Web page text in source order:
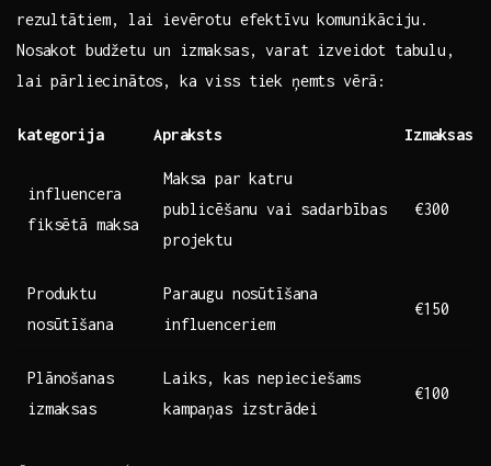
⁢rezultātiem, lai ievērotu efektīvu komunikāciju.
Nosakot budžetu ‍un izmaksas, varat‍ izveidot tabulu,
lai pārliecinātos, ka viss‌ tiek​ ņemts vērā:
kategorija Apraksts Izmaksas
influencera
fiksētā maksa
Maksa par katru⁣
publicēšanu vai sadarbības
projektu
€300
Produktu
nosūtīšana
Paraugu ‌nosūtīšana
influenceriem
€150
Plānošanas
izmaksas
Laiks,⁢ kas nepieciešams
kampaņas izstrādei
€100